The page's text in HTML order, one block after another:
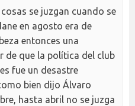
se juzgan cuando se
en agosto era de
entonces una
de que la política del club
fue un desastre
bien dijo Álvaro
hasta abril no se juzga